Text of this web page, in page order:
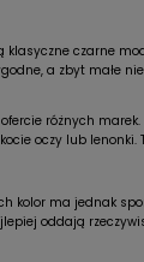
czarne
a zbyt małe
różnych
oczy lub lenonki.
kolor ma jednak
oddają